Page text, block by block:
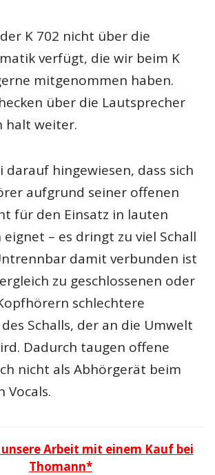
K 702 nicht über die
verfügt, die wir beim K
mitgenommen haben.
über die Lautsprecher
halt weiter.
darauf hingewiesen, dass sich
aufgrund seiner offenen
für den Einsatz in lauten
– es dringt zu viel Schall
damit verbunden ist
zu geschlossenen oder
schlechtere
Schalls, der an die Umwelt
Dadurch taugen offene
nicht als Abhörgerät beim
Vocals.
Arbeit mit einem Kauf bei
Thomann*